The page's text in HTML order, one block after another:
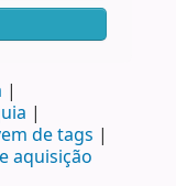
de tags
aquisição